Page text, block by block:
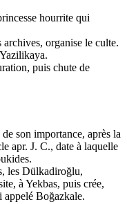
hourrite qui
organise le culte.
puis chute de
son importance, après la
apr. J. C., date à laquelle
les Dülkadiroğlu,
à Yekbas, puis crée,
appelé Boğazkale.